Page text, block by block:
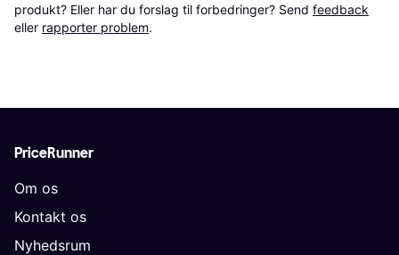
produkt? Eller har du forslag til forbedringer? Send feedback
eller rapporter problem.
PriceRunner
Om os
Kontakt os
Nyhedsrum